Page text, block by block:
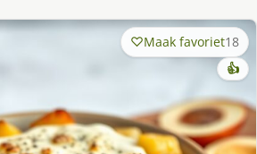
Maak favoriet18
👍